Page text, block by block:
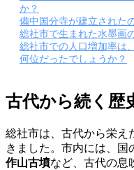
か？
備中国分寺が建立された
総社市で生まれた水墨画
総社市での人口増加率は
何位だったでしょうか？
古代から続く歴
総社市は、古代から栄え
きました。市内には、国
作山古墳など、古代の息